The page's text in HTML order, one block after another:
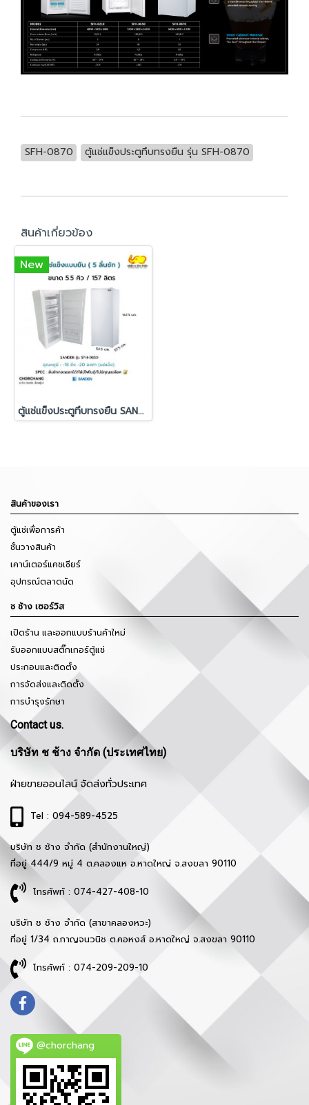
SFH-0870 ตู้แช่แข็งประตูทึบทรงยืน รุ่น SFH-0870
สินค้าเกี่ยวข้อง
New
ตู้แช่แข็งประตูทึบทรงยืน SANDEN รุ่น SFH-0650
สินค้าของเรา
ตู้แช่เพื่อการค้า
ชั้นวางสินค้า
เคาน์เตอร์แคชเชียร์
อุปกรณ์ตลาดนัด
ช ช้าง เซอร์วิส
เปิดร้าน และออกแบบร้านค้าใหม่
รับออกแบบสติ๊กเกอร์ตู้แช่
ประกอบและติดตั้ง
การจัดส่งและติดตั้ง
การบำรุงรักษา
Contact us.
บริษัท ช ช้าง จำกัด (ประเทศไทย)
ฝ่ายขายออนไลน์ จัดส่งทั่วประเทศ
Tel : 094-589-4525
บริษัท ช ช้าง จำกัด (สำนักงานใหญ่)
ที่อยู่ 444/9 หมู่ 4 ต.คลองแห อ.หาดใหญ่ จ.สงขลา 90110
โทรศัพท์ : 074-427-408-10
บริษัท ช ช้าง จำกัด (สาขาคลองหวะ)
ที่อยู่ 1/34 ถ.กาญจนวนิช ต.คอหงส์ อ.หาดใหญ่ จ.สงขลา 90110
โทรศัพท์ : 074-209-209-10
@chorchang